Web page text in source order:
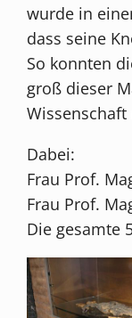
wurde in
dass seine
So konnten
groß dieser
Dabei:
Frau Prof.
Frau Prof.
Die gesamte